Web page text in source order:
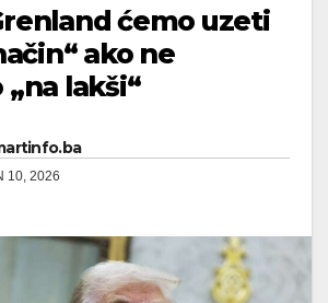
ćemo uzeti
ako ne
lakši“
10, 2026